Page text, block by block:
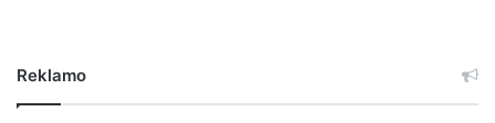
Reklamo